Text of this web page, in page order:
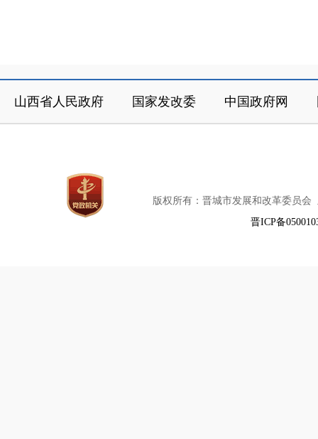
山西省人民政府 国家发改委 中国政府网
版权所有：晋城市发展和改革委员会
晋ICP备